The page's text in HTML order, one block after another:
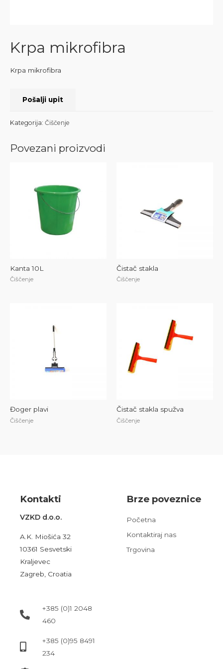
Krpa mikrofibra
Krpa mikrofibra
Pošalji upit
Kategorija: Čiščenje
Povezani proizvodi
Kanta 10L
Čiščenje
Čistač stakla
Čiščenje
Đoger plavi
Čiščenje
Čistač stakla spužva
Čiščenje
Kontakti
VZKD d.o.o.
A.K. Miošića 32
10361 Sesvetski
Kraljevec
Zagreb, Croatia
+385 (0)1 2048
460
+385 (0)95 8491
234
Brze poveznice
Početna
Kontaktiraj nas
Trgovina